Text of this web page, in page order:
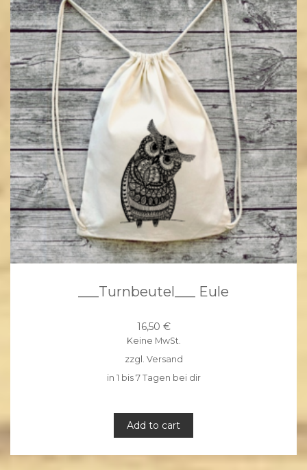
___Turnbeutel___ Eule
16,50 €
Keine MwSt.
zzgl. Versand
in 1 bis 7 Tagen bei dir
Add to cart